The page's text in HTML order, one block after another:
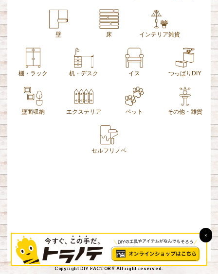
壁 床 インテリア雑貨
棚・ラック 机・デスク イス つっぱりDIY
壁面収納 エクステリア ペット その他・雑貨
セルフリノベ
お問い合わせ 運営会社 プライバシーポリシー
Copyright DIY FACTORY All right reserved.
×